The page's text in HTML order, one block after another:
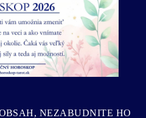
Ďalší
NEZABUDNITE HO